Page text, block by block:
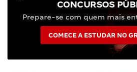
CONCURSOS
Prepare-se com quem mais
COMECE A ESTUDAR NO